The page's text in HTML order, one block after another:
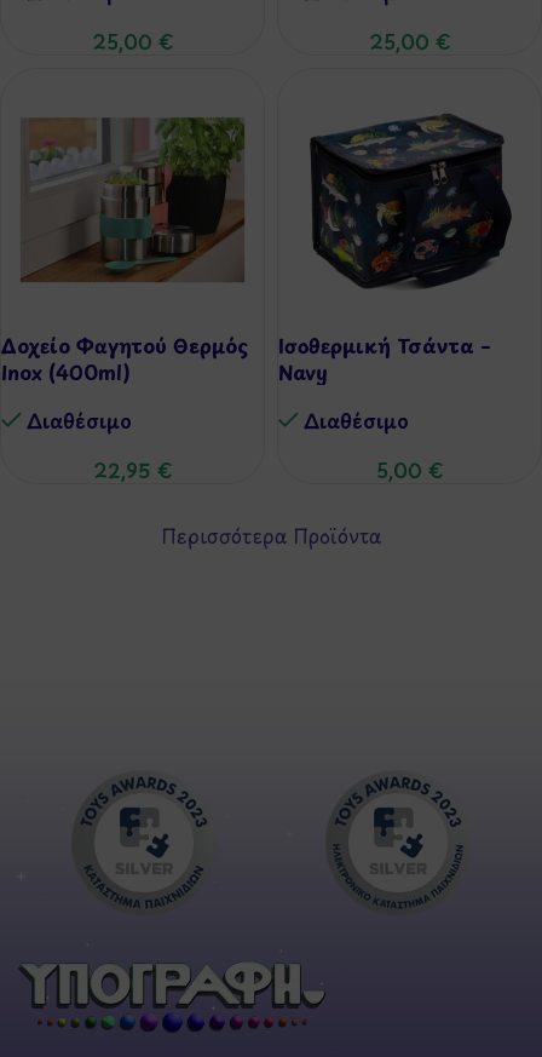
25,00 €
25,00 €
Δοχείο Φαγητού Θερμός
Inox (400ml)
Διαθέσιμo
22,95 €
Ισοθερμική Τσάντα –
Navy
Διαθέσιμo
5,00 €
Περισσότερα Προϊόντα